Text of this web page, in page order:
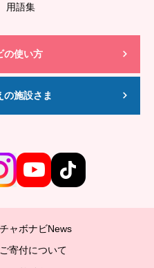
用語集
の使い方
の施設さま
チャボナビNews
ご寄付について